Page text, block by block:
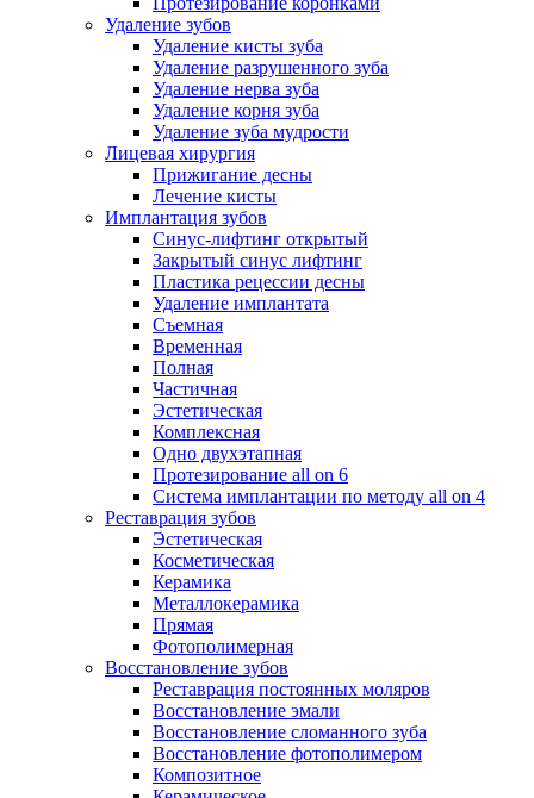
Удаление зубов
Удаление кисты зуба
Удаление разрушенного зуба
Удаление нерва зуба
Удаление корня зуба
Удаление зуба мудрости
Лицевая хирургия
Прижигание десны
Лечение кисты
Имплантация зубов
Синус-лифтинг открытый
Закрытый синус лифтинг
Пластика рецессии десны
Удаление имплантата
Съемная
Временная
Полная
Частичная
Эстетическая
Комплексная
Одно двухэтапная
Протезирование all on 6
Система имплантации по методу all on 4
Реставрация зубов
Эстетическая
Косметическая
Керамика
Металлокерамика
Прямая
Фотополимерная
Восстановление зубов
Реставрация постоянных моляров
Восстановление эмали
Восстановление сломанного зуба
Восстановление фотополимером
Композитное